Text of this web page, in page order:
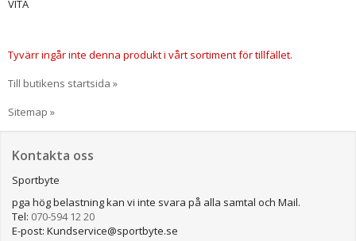
VITA
Tyvärr ingår inte denna produkt i vårt sortiment för tillfället.
Till butikens startsida »
Sitemap »
Kontakta oss
Sportbyte
pga hög belastning kan vi inte svara på alla samtal och Mail.
Tel: 070-594 12 20
E-post: Kundservice@sportbyte.se